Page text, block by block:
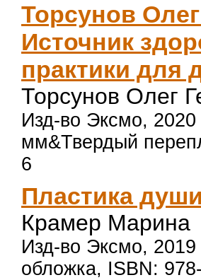
Торсунов
Источник
практики для
Торсунов Олег
Изд-во Эксмо, 2020
мм&Твердый
6
Пластика
Крамер Марина
Изд-во Эксмо, 2019
обложка, ISBN: